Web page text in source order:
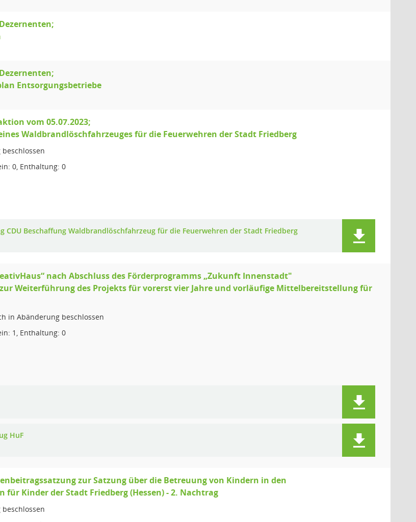
Entsorgungsbetriebe
vom 05.07.2023;
Waldbrandlöschfahrzeuges für die Feuerwehren der Stadt Friedberg
0, Enthaltung: 0
CDU Beschaffung Waldbrandlöschfahrzeug für die Feuerwehren der Stadt Friedberg
nach Abschluss des Förderprogramms „Zukunft Innenstadt"
Weiterführung des Projekts für vorerst vier Jahre und vorläufige Mittelbereitstellung für
in Abänderung beschlossen
1, Enthaltung: 0
HuF
zur Satzung über die Betreuung von Kindern in den
für Kinder der Stadt Friedberg (Hessen) - 2. Nachtrag